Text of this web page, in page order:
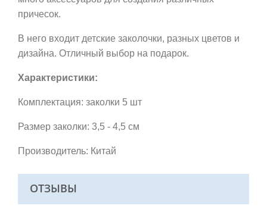
причесок.
В него входит детские заколочки, разных цветов и
дизайна. Отличный выбор на подарок.
Характеристики:
Комплектация: заколки 5 шт
Размер заколки: 3,5 - 4,5 см
Производитель: Китай
ОТЗЫВЫ